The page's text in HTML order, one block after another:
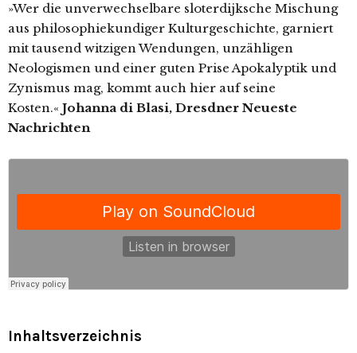
»Wer die unverwechselbare sloterdijksche Mischung
aus philosophiekundiger Kulturgeschichte, garniert
mit tausend witzigen Wendungen, unzähligen
Neologismen und einer guten Prise Apokalyptik und
Zynismus mag, kommt auch hier auf seine
Kosten.« Johanna di Blasi, Dresdner Neueste
Nachrichten
Inhaltsverzeichnis